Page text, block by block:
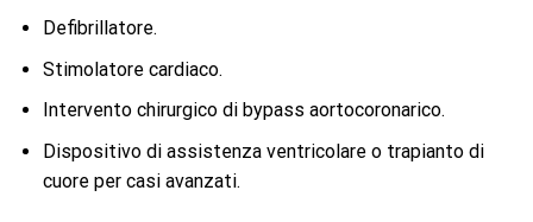
Defibrillatore.
Stimolatore cardiaco.
Intervento chirurgico di bypass aortocoronarico.
Dispositivo di assistenza ventricolare o trapianto di
cuore per casi avanzati.